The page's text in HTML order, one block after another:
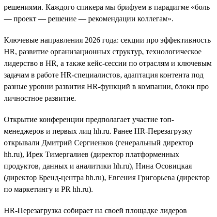
решениями. Каждого спикера мы брифуем в парадигме «боль
— проект — решение — рекомендации коллегам».
Ключевые направления 2026 года: секции про эффективность
HR, развитие организационных структур, технологическое
лидерство в HR, а также кейс-сессии по отраслям и ключевым
задачам в работе HR-специалистов, адаптация контента под
разные уровни развития HR-функций в компании, блоки про
личностное развитие.
Открытие конференции предполагает участие топ-
менеджеров и первых лиц hh.ru. Ранее HR-Перезагрузку
открывали Дмитрий Сергиенков (генеральный директор
hh.ru), Ирек Тимергалиев (директор платформенных
продуктов, данных и аналитики hh.ru), Нина Осовицкая
(директор Бренд-центра hh.ru), Евгения Григорьева (директор
по маркетингу и PR hh.ru).
HR-Перезагрузка собирает на своей площадке лидеров